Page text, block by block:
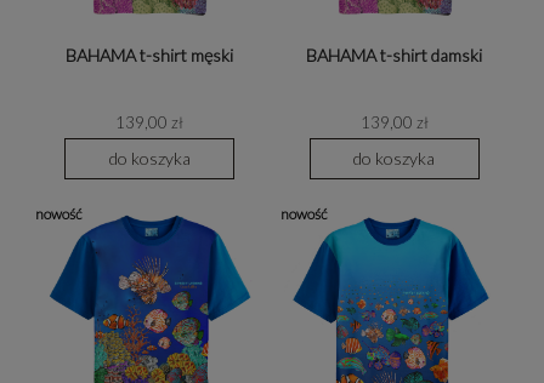
BAHAMA t-shirt męski
139,00 zł
do koszyka
BAHAMA t-shirt damski
139,00 zł
do koszyka
nowość nowość